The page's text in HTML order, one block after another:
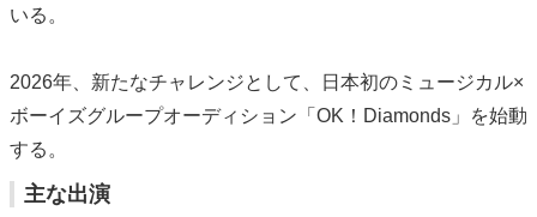
いる。
2026年、新たなチャレンジとして、日本初のミュージカル×
ボーイズグループオーディション「OK！Diamonds」を始動
する。
主な出演